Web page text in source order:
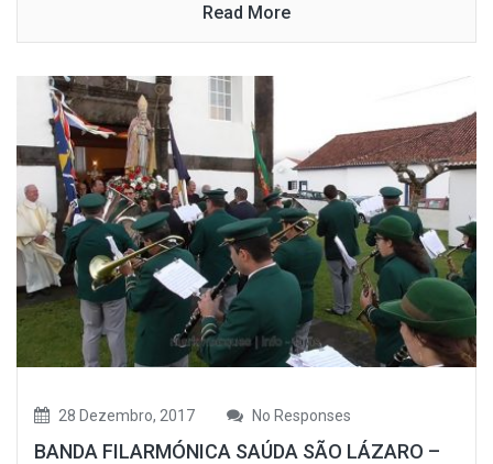
Read More
28 Dezembro, 2017 No Responses
BANDA FILARMÓNICA SAÚDA SÃO LÁZARO –